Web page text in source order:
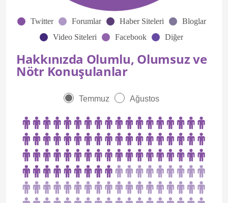
Twitter Forumlar Haber Siteleri
Bloglar
Video Siteleri
Facebook Diğer
Hakkınızda Olumlu, Olumsuz ve
Nötr Konuşulanlar
Temmuz Ağustos